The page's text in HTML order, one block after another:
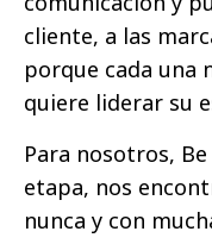
cliente, a las
porque cada una
quiere liderar su
Para nosotros,
etapa, nos
nunca y con